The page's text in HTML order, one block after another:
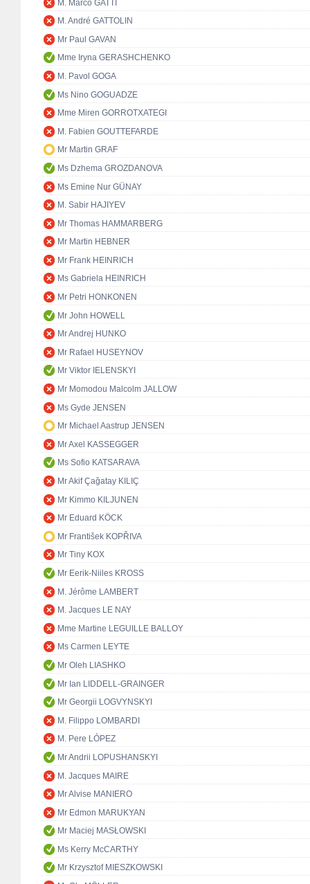
M. Marco GATTI
M. André GATTOLIN
Mr Paul GAVAN
Mme Iryna GERASHCHENKO
M. Pavol GOGA
Ms Nino GOGUADZE
Mme Miren GORROTXATEGI
M. Fabien GOUTTEFARDE
Mr Martin GRAF
Ms Dzhema GROZDANOVA
Ms Emine Nur GÜNAY
M. Sabir HAJIYEV
Mr Thomas HAMMARBERG
Mr Martin HEBNER
Mr Frank HEINRICH
Ms Gabriela HEINRICH
Mr Petri HONKONEN
Mr John HOWELL
Mr Andrej HUNKO
Mr Rafael HUSEYNOV
Mr Viktor IELENSKYI
Mr Momodou Malcolm JALLOW
Ms Gyde JENSEN
Mr Michael Aastrup JENSEN
Mr Axel KASSEGGER
Ms Sofio KATSARAVA
Mr Akif Çağatay KILIÇ
Mr Kimmo KILJUNEN
Mr Eduard KÖCK
Mr František KOPŘIVA
Mr Tiny KOX
Mr Eerik-Niiles KROSS
M. Jérôme LAMBERT
M. Jacques LE NAY
Mme Martine LEGUILLE BALLOY
Ms Carmen LEYTE
Mr Oleh LIASHKO
Mr Ian LIDDELL-GRAINGER
Mr Georgii LOGVYNSKYI
M. Filippo LOMBARDI
M. Pere LÓPEZ
Mr Andrii LOPUSHANSKYI
M. Jacques MAIRE
Mr Alvise MANIERO
Mr Edmon MARUKYAN
Mr Maciej MASŁOWSKI
Ms Kerry McCARTHY
Mr Krzysztof MIESZKOWSKI